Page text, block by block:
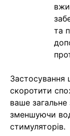
та
Застосування
скоротити
ваше загальне
зменшуючи
стимуляторів.